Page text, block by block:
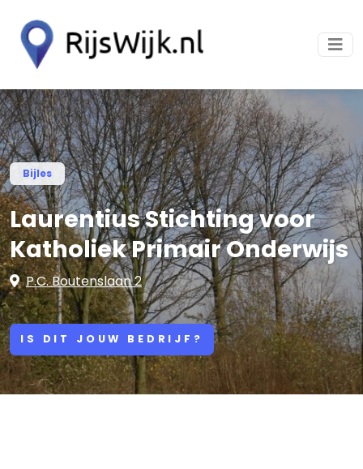
Bijles
Laurentius Stichting voor
Katholiek Primair Onderwijs
P.C. Boutenslaan 2
IS DIT JOUW BEDRIJF?